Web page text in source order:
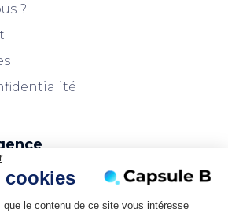
cookies
que le contenu de ce site vous intéresse
?